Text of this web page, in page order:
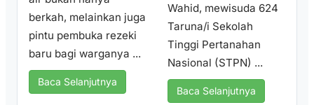
berkah, melainkan juga
pintu pembuka rezeki
baru bagi warganya ...
Baca Selanjutnya
Wahid, mewisuda 624
Taruna/i Sekolah
Tinggi Pertanahan
Nasional (STPN) ...
Baca Selanjutnya